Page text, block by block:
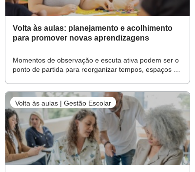
Volta às aulas: planejamento e acolhimento
para promover novas aprendizagens
Momentos de observação e escuta ativa podem ser o
ponto de partida para reorganizar tempos, espaços e
Volta às aulas | Gestão Escolar